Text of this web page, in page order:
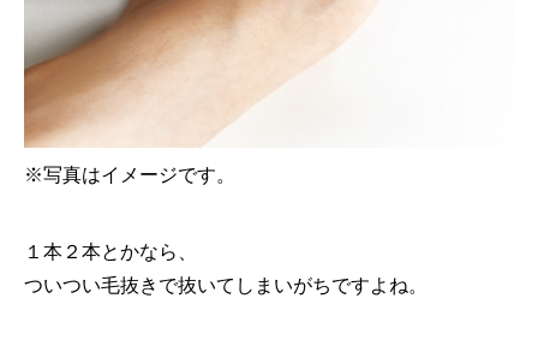
※写真はイメージです。
１本２本とかなら、
ついつい毛抜きで抜いてしまいがちですよね。